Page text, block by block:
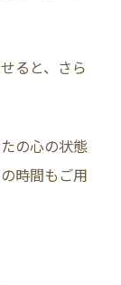
ると、さら
の心の状態
時間もご用